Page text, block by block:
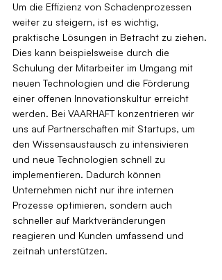
Um die Effizienz von Schadenprozessen
weiter zu steigern, ist es wichtig,
praktische Lösungen in Betracht zu ziehen.
Dies kann beispielsweise durch die
Schulung der Mitarbeiter im Umgang mit
neuen Technologien und die Förderung
einer offenen Innovationskultur erreicht
werden. Bei VAARHAFT konzentrieren wir
uns auf Partnerschaften mit Startups, um
den Wissensaustausch zu intensivieren
und neue Technologien schnell zu
implementieren. Dadurch können
Unternehmen nicht nur ihre internen
Prozesse optimieren, sondern auch
schneller auf Marktveränderungen
reagieren und Kunden umfassend und
zeitnah unterstützen.